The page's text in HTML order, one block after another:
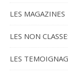
LES MAGAZINES
LES NON
LES